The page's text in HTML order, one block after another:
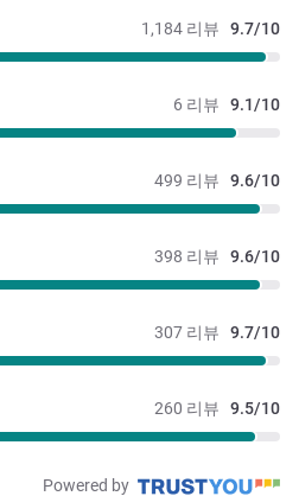
1,184 리뷰 9.7/10
6 리뷰 9.1/10
499 리뷰 9.6/10
398 리뷰 9.6/10
307 리뷰 9.7/10
260 리뷰 9.5/10
Powered by